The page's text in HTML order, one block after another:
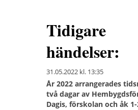
Tidigare
händelser:
31.05.2022 kl. 13:35
År 2022 arrangerades
två dagar av
Dagis, förskolan och åk